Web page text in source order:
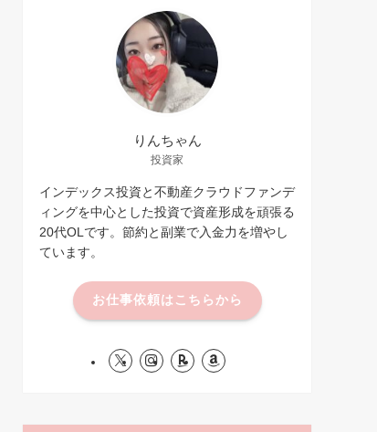
りんちゃん
投資家
インデックス投資と不動産クラウドファンデ
ィングを中心とした投資で資産形成を頑張る
20代OLです。節約と副業で入金力を増やし
ています。
お仕事依頼はこちらから